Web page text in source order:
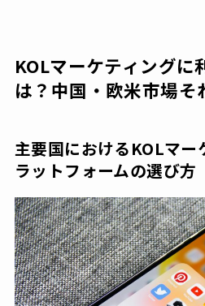
KOLマーケティングに
は？中国・欧米市場そ
主要国におけるKOLマー
ラットフォームの選び方